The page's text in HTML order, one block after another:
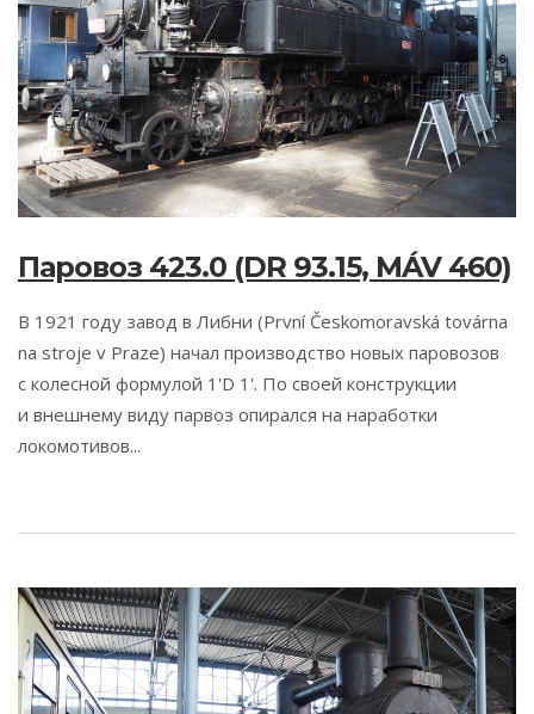
Паровоз 423.0 (DR 93.15, MÁV 460)
В 1921 году завод в Либни (První Českomoravská továrna
na stroje v Praze) начал производство новых паровозов
с колесной формулой 1'D 1'. По своей конструкции
и внешнему виду парвоз опирался на наработки
локомотивов...